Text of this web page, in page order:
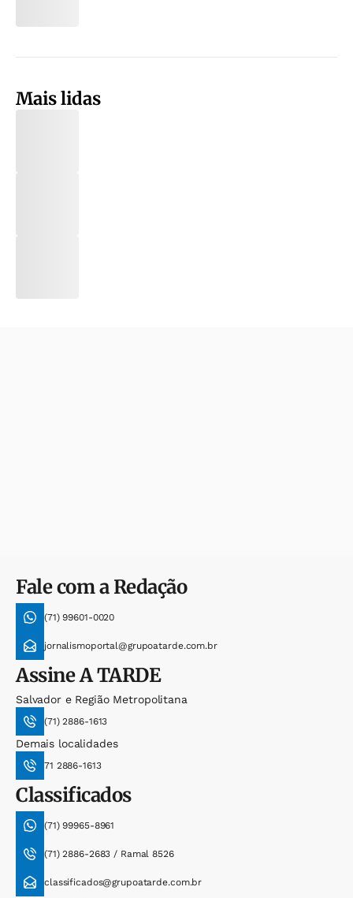
Mais lidas
Fale com a Redação
(71) 99601-0020
jornalismoportal@grupoatarde.com.br
AssineA TARDE
Salvador e Região Metropolitana
(71) 2886-1613
Demais localidades
71 2886-1613
Classificados
(71) 99965-8961
(71) 2886-2683 / Ramal 8526
classificados@grupoatarde.com.br